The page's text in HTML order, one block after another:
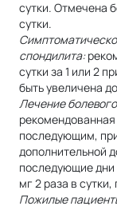
сутки. Отмечена
сутки.
спондилита:
сутки за 1 или 2
быть увеличена
Лечение
последующим,
дополнительной
последующие дни
мг 2 раза в
Пожилые